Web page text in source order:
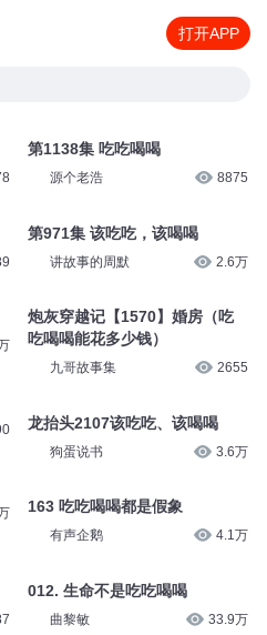
打开APP
第1138集 吃吃喝喝
源个老浩 8875
第971集 该吃吃，该喝喝
讲故事的周默 2.6万
炮灰穿越记【1570】婚房（吃
吃喝喝能花多少钱）
九哥故事集 2655
龙抬头2107该吃吃、该喝喝
狗蛋说书 3.6万
163 吃吃喝喝都是假象
有声企鹅 4.1万
012. 生命不是吃吃喝喝
曲黎敏 33.9万